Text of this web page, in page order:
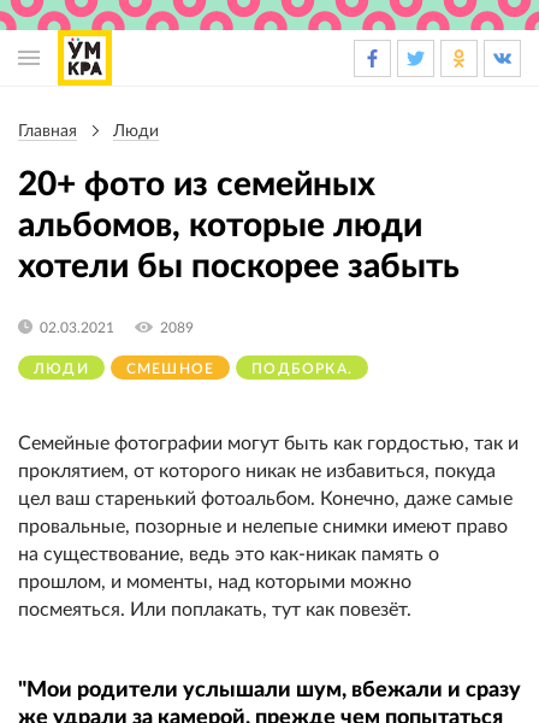
навигации
Главная Люди
20+ фото из семейных
альбомов, которые люди
хотели бы поскорее забыть
ЛЮДИ СМЕШНОЕ ПОДБОРКА.
02.03.2021 2089
Семейные фотографии могут быть как гордостью, так и
проклятием, от которого никак не избавиться, покуда
цел ваш старенький фотоальбом. Конечно, даже самые
провальные, позорные и нелепые снимки имеют право
на существование, ведь это как-никак память о
прошлом, и моменты, над которыми можно
посмеяться. Или поплакать, тут как повезёт.
"Мои родители услышали шум, вбежали и сразу
же удрали за камерой, прежде чем попытаться